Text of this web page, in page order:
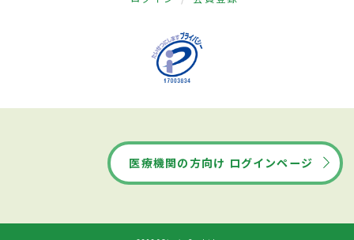
医療機関の方向け ログインページ